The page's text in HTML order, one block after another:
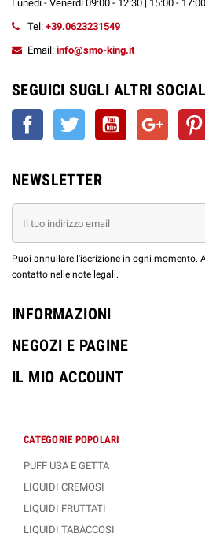
Lunedì - Venerdì 09:00 - 12:30 | 15:00 - 17:00
Tel: +39.0623231549
Email: info@smo-king.it
SEGUICI SUGLI ALTRI SOCIAL
Facebook Twitter YouTube Google+
NEWSLETTER
Puoi annullare l'iscrizione in ogni momento.
contatto nelle note legali.
INFORMAZIONI
NEGOZI E PAGINE
IL MIO ACCOUNT
CATEGORIE POPOLARI
PUFF USA E GETTA
LIQUIDI CREMOSI
LIQUIDI FRUTTATI
LIQUIDI TABACCOSI